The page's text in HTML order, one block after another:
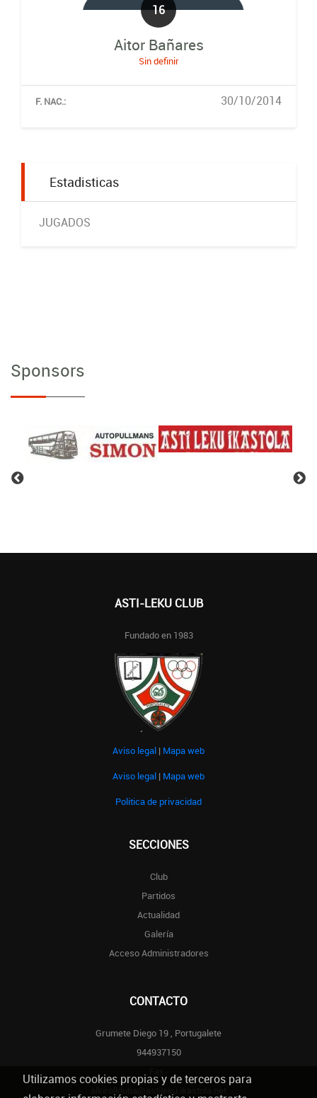
16
Aitor Bañares
Sin definir
F. NAC.: 30/10/2014
Estadisticas
JUGADOS
Sponsors
ASTI-LEKU CLUB
Fundado en 1983
Aviso legal | Mapa web
Aviso legal | Mapa web
Politica de privacidad
SECCIONES
Club
Partidos
Actualidad
Galería
Acceso Administradores
CONTACTO
Grumete Diego 19 , Portugalete
944937150
Utilizamos cookies propias y de terceros para